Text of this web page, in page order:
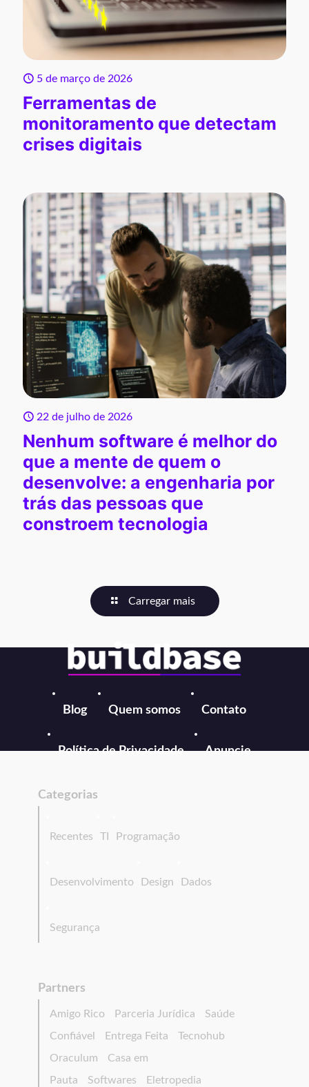
5 de março de 2026
Ferramentas de
monitoramento que detectam
crises digitais
22 de julho de 2026
Nenhum software é melhor do
que a mente de quem o
desenvolve: a engenharia por
trás das pessoas que
constroem tecnologia
Carregar mais
Blog Quem somos Contato
Política de Privacidade Anuncie
Categorias
Recentes TI Programação
Desenvolvimento Design Dados
Segurança
Partners
Amigo Rico Parceria Jurídica
Saúde
Confiável
Entrega Feita
Tecnohub
Oraculum
Casa em
Pauta
Softwares Eletropedia